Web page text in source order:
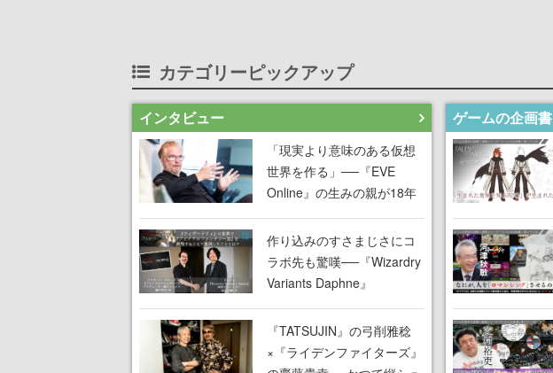
カテゴリーピックアップ
インタビュー
「現実より意味のある仮想
世界を作る」──『EVE
Online』の生みの親が18年
掲げ続ける”クレイジーな宣
言”は、比喩ではなく本気だ
った
作り込みのすさまじさにコ
ラボ先も驚嘆──『Wizardry
Variants Daphne』
×『FFXI』コラボが期間限
定なのにジョブもキャラも
武器も戦闘システムもワン
オフで作り込まれた理由を
『TATSUJIN』の弓削雅稔
×『ライデンファイターズ』
ゲームの企画書